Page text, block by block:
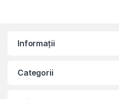
Informații
Categorii